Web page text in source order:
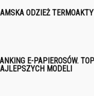
ODZIEŻ
E-PAPIEROSÓW.
MODELI